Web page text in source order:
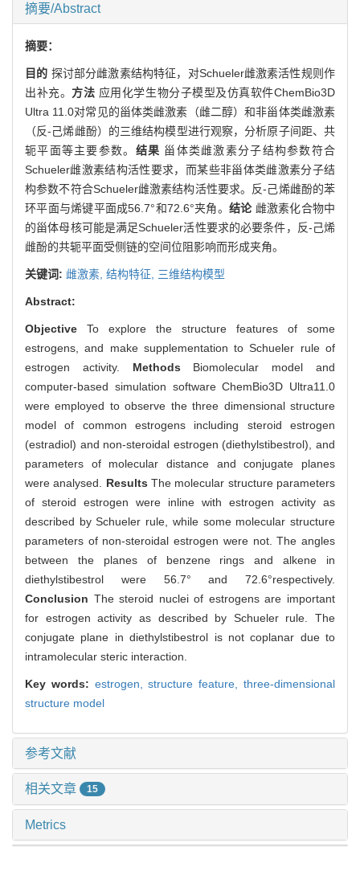
摘要/Abstract
摘要：
目的 探讨部分雌激素结构特征，对Schueler雌激素活性规则作
出补充。 方法 应用化学生物分子模型及仿真软件ChemBio3D
Ultra 11.0对常见的甾体类雌激素（雌二醇）和非甾体类雌激素
（反-己烯雌酚）的三维结构模型进行观察，分析原子间距、共
轭平面等主要参数。 结果 甾体类雌激素分子结构参数符合
Schueler雌激素结构活性要求，而某些非甾体类雌激素分子结
构参数不符合Schueler雌激素结构活性要求。反-己烯雌酚的苯
环平面与烯键平面成56.7°和72.6°夹角。 结论 雌激素化合物中
的甾体母核可能是满足Schueler活性要求的必要条件，反-己烯
雌酚的共轭平面受侧链的空间位阻影响而形成夹角。
关键词: 雌激素, 结构特征, 三维结构模型
Abstract:
Objective To explore the structure features of some
estrogens, and make supplementation to Schueler rule of
estrogen activity. Methods Biomolecular model and
computer-based simulation software ChemBio3D Ultra11.0
were employed to observe the three dimensional structure
model of common estrogens including steroid estrogen
(estradiol) and non-steroidal estrogen (diethylstibestrol), and
parameters of molecular distance and conjugate planes
were analysed. ResultsThe molecular structure parameters
of steroid estrogen were inline with estrogen activity as
described by Schueler rule, while some molecular structure
parameters of non-steroidal estrogen were not. The angles
between the planes of benzene rings and alkene in
diethylstibestrol were 56.7° and 72.6°respectively.
Conclusion The steroid nuclei of estrogens are important
for estrogen activity as described by Schueler rule. The
conjugate plane in diethylstibestrol is not coplanar due to
intramolecular steric interaction.
Key words: estrogen,structure feature,three-dimensional
structure model
参考文献
相关文章 15
Metrics